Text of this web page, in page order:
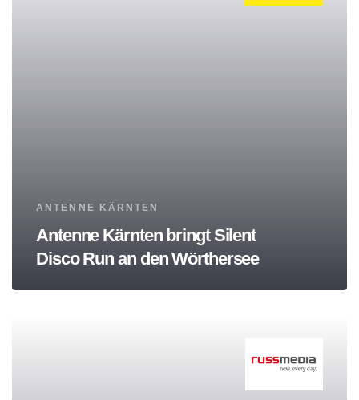
Tags
ANTENNE KÄRNTEN
Antenne Kärnten bringt Silent
Disco Run an den Wörthersee